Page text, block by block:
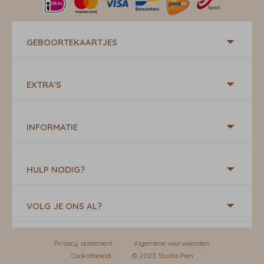
GEBOORTEKAARTJES
EXTRA'S
INFORMATIE
HULP NODIG?
VOLG JE ONS AL?
Privacy statement
Algemene voorwaarden
Cookiebeleid
© 2023 Studio Pien